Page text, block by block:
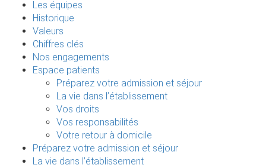
Les équipes
Historique
Valeurs
Chiffres clés
Nos engagements
Espace patients
Préparez votre admission et séjour
La vie dans l’établissement
Vos droits
Vos responsabilités
Votre retour à domicile
Préparez votre admission et séjour
La vie dans l’établissement